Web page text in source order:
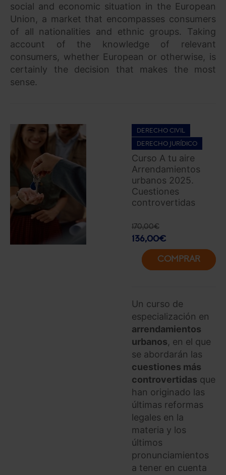
social and economic situation in the European
Union, a market that encompasses consumers
of all nationalities and ethnic groups. Taking
account of the knowledge of relevant
consumers, whether European or otherwise, is
certainly the decision that makes the most
sense.
DERECHO CIVIL
DERECHO JURÍDICO
Curso A tu aire
Arrendamientos
urbanos 2025.
Cuestiones
controvertidas
170,00€
136,00€
COMPRAR
Un curso de
especialización en
arrendamientos
urbanos, en el que
se abordarán las
cuestiones más
controvertidas que
han originado las
últimas reformas
legales en la
materia y los
últimos
pronunciamientos
a tener en cuenta